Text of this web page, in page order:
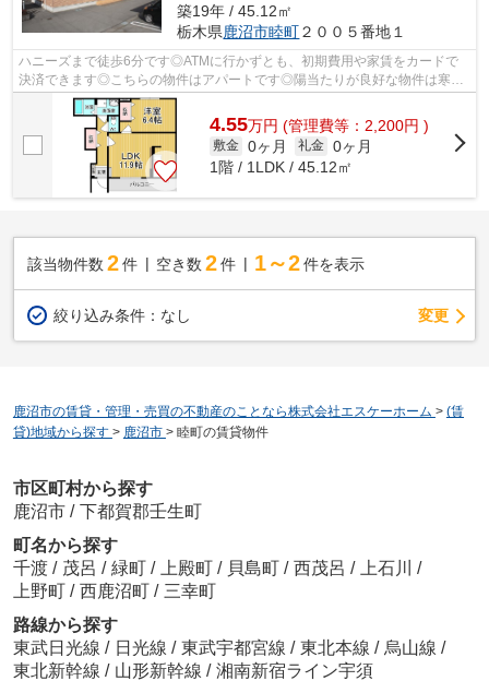
築19年 / 45.12㎡
栃木県鹿沼市睦町２００５番地１
ハニーズまで徒歩6分です◎ATMに行かずとも、初期費用や家賃をカードで
決済できます◎こちらの物件はアパートです◎陽当たりが良好な物件は寒い
冬も暖かく過ごす事ができます◎鹿沼市の賃...
4.55万円 (管理費等：2,200円 )
敷金 0ヶ月 礼金 0ヶ月
1階 / 1LDK / 45.12㎡
該当物件数 2件 空き数 2 件 1～2 件を表示
絞り込み条件： なし 変更
鹿沼市の賃貸・管理・売買の不動産のことなら株式会社エスケーホーム > (賃
貸)地域から探す > 鹿沼市 > 睦町の賃貸物件
市区町村から探す
鹿沼市 / 下都賀郡壬生町
町名から探す
千渡 / 茂呂 / 緑町 / 上殿町 / 貝島町 / 西茂呂 / 上石川 /
上野町 / 西鹿沼町 / 三幸町
路線から探す
東武日光線 / 日光線 / 東武宇都宮線 / 東北本線 / 烏山線 /
東北新幹線 / 山形新幹線 / 湘南新宿ライン宇須